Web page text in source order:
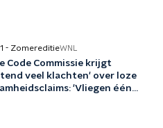
- ZomereditieWNL
Code Commissie krijgt
veel klachten' over loze
'Vliegen één